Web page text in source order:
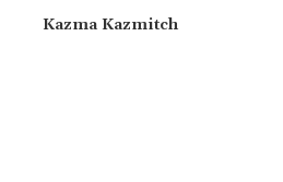
Kazma Kazmitch